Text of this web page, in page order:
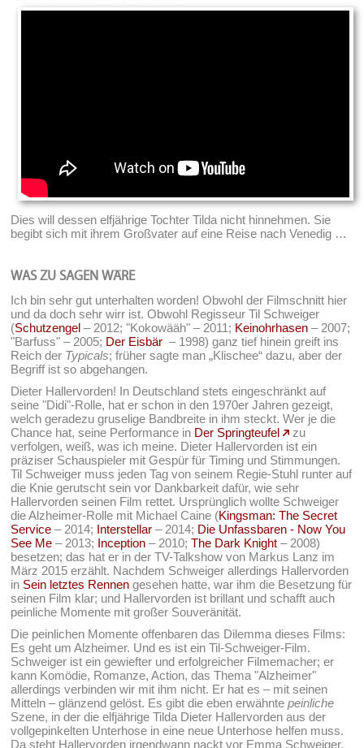
Dies will dessen elfjährige Tochter Tilda nicht hinnehmen. Sie
begibt sich mit ihrem Großvater auf eine Reise nach Venedig …
WAS ZU SAGEN WÄRE
Ich bin sehr gut unterhalten worden! Obwohl der Filmschnitt hier
und da doch sehr wirr ist. Obwohl Regisseur Til Schweiger
(Schutzengel – 2012; "Kokowääh" – 2011; Keinohrhasen – 2007;
"Barfuss" – 2005; Der Eisbär – 1998) ganz tief hinein greift ins
Reich der Typicals; früher sagte man „Klischee“ dazu, aber der
Begriff ist so abgehangen.
Dieter Hallervorden! In Deutschland stets eingeschränkt auf
seine "Didi"-Rolle, hat er schon in den 1970er Jahren gezeigt,
welch geradezu gruselige Bandbreite in ihm steckt. Wer je die
Chance hat, seine Performance in Der Springteufel
zu
verfolgen, weiß, was ich meine. Dieter Hallervorden ist ein
präziser Schauspieler mit Gespür für Timing und Stimmungen.
Til Schweiger muss jeden Tag von seinem Regie-Stuhl runter auf
die Knie gerutscht sein vor Dankbarkeit dafür, wie sehr
Hallervorden seinen Film rettet. Ursprünglich wollte Schweiger
die Alzheimer-Rolle mit Michael Caine (Kingsman: The Secret
Service – 2014; Interstellar – 2014; Die Unfassbaren - Now You
See Me – 2013; Inception – 2010;The Dark Knight – 2008)
besetzen; das hat er in der TV-Talkshow von Markus Lanz im
März 2015 erzählt. Nachdem Schweiger allerdings Hallervorden
in Sein letztes Rennen gesehen hatte, war ihm die Besetzung für
seinen Film klar; und Hallervorden ist brillant und schafft auch
peinliche Momente mit großer Souveränität.
Die peinlichen Momente offenbaren das Dilemma dieses Films:
Es geht um Alzheimer. Und es ist ein Til-Schweiger-Film.
Schweiger ist ein gewiefter und erfolgreicher Filmemacher; er
kann Komödie, Romanze, Action, das Thema "Alzheimer"
allerdings verbinden wir mit ihm nicht. Er hat es – mit seinen
Mitteln – glänzend gelöst. Es gibt die eben erwähntepeinliche
Szene, in der die elfjährige Tilda Dieter Hallervorden aus der
vollgepinkelten Unterhose in eine neue Unterhose helfen muss.
Da steht Hallervorden irgendwann nackt vor Emma Schweiger,